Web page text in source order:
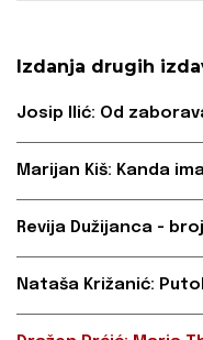
Izdanja drugih
Josip Ilić: Od
Marijan Kiš: Kanda
Revija Dužijanca - broj
Nataša Križanić: